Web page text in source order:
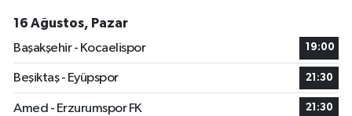
16 Ağustos, Pazar
Başakşehir - Kocaelispor
19:00
Beşiktaş - Eyüpspor 21:30
Amed - Erzurumspor FK 21:30